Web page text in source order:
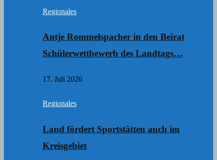
Regionales
Antje Rommelspacher in den Beirat
Schülerwettbewerb des Landtags…
17. Juli 2026
Regionales
Land fördert Sportstätten auch im
Kreisgebiet